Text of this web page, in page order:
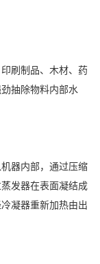
刷制品、木材、药
抽除物料内部水
器内部，通过压缩
发器在表面凝结成
凝器重新加热由出